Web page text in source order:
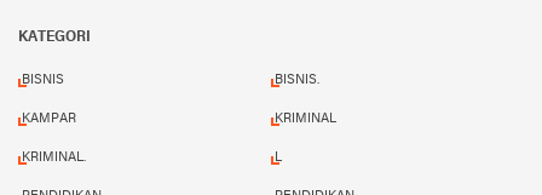
KATEGORI
BISNIS BISNIS.
KAMPAR KRIMINAL
KRIMINAL. L